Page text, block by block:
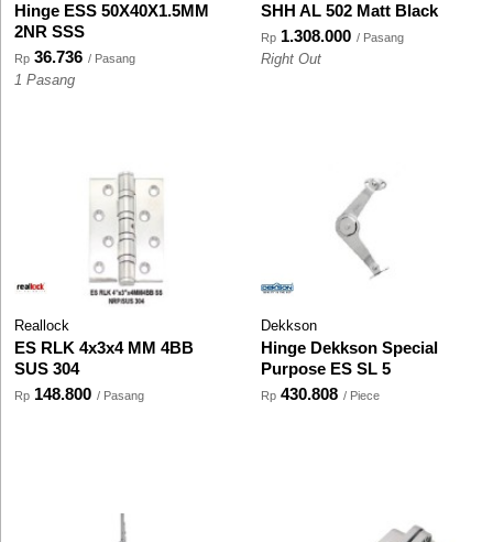
Hinge ESS 50X40X1.5MM
2NR SSS
Rp 36.736 / Pasang
1 Pasang
SHH AL 502 Matt Black
Rp 1.308.000 / Pasang
Right Out
Reallock
ES RLK 4x3x4 MM 4BB
SUS 304
Rp 148.800 / Pasang
Dekkson
Hinge Dekkson Special
Purpose ES SL 5
Rp 430.808 / Piece